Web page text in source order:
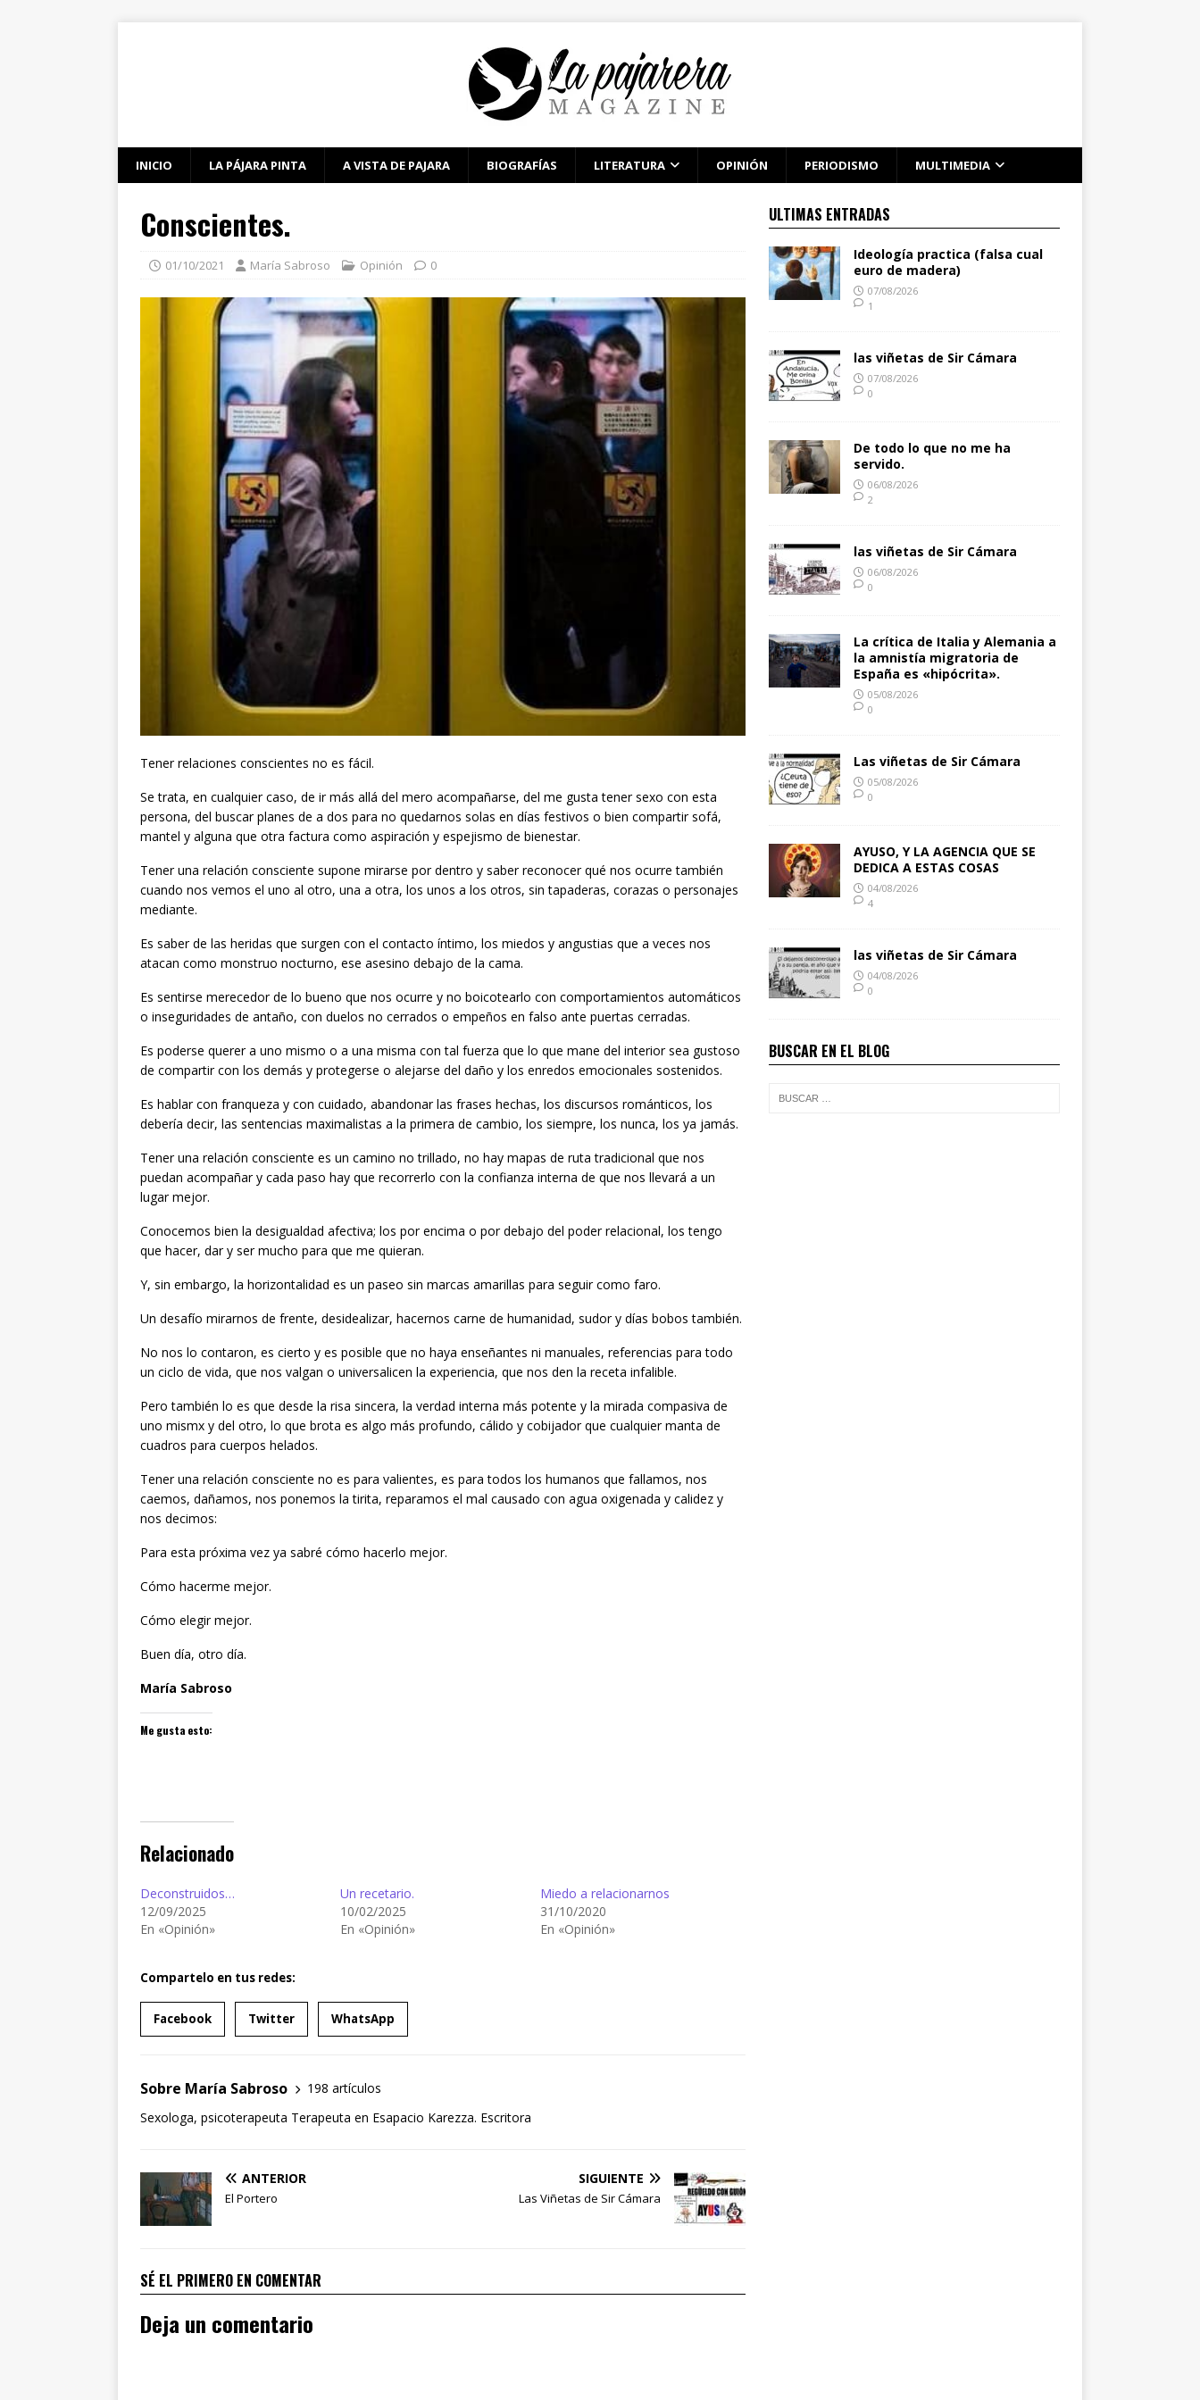
INICIO LA PÁJARA PINTA A VISTA DE PAJARA BIOGRAFÍAS LITERATURA OPINIÓN PERIODISMO MULTIMEDIA
Conscientes.
01/10/2021 María Sabroso Opinión 0
Tener relaciones conscientes no es fácil.
Se trata, en cualquier caso, de ir más allá del mero acompañarse, del me gusta tener sexo con esta
persona, del buscar planes de a dos para no quedarnos solas en días festivos o bien compartir sofá,
mantel y alguna que otra factura como aspiración y espejismo de bienestar.
Tener una relación consciente supone mirarse por dentro y saber reconocer qué nos ocurre también
cuando nos vemos el uno al otro, una a otra, los unos a los otros, sin tapaderas, corazas o personajes
mediante.
Es saber de las heridas que surgen con el contacto íntimo, los miedos y angustias que a veces nos
atacan como monstruo nocturno, ese asesino debajo de la cama.
Es sentirse merecedor de lo bueno que nos ocurre y no boicotearlo con comportamientos automáticos
o inseguridades de antaño, con duelos no cerrados o empeños en falso ante puertas cerradas.
Es poderse querer a uno mismo o a una misma con tal fuerza que lo que mane del interior sea gustoso
de compartir con los demás y protegerse o alejarse del daño y los enredos emocionales sostenidos.
Es hablar con franqueza y con cuidado, abandonar las frases hechas, los discursos románticos, los
debería decir, las sentencias maximalistas a la primera de cambio, los siempre, los nunca, los ya jamás.
Tener una relación consciente es un camino no trillado, no hay mapas de ruta tradicional que nos
puedan acompañar y cada paso hay que recorrerlo con la confianza interna de que nos llevará a un
lugar mejor.
Conocemos bien la desigualdad afectiva; los por encima o por debajo del poder relacional, los tengo
que hacer, dar y ser mucho para que me quieran.
Y, sin embargo, la horizontalidad es un paseo sin marcas amarillas para seguir como faro.
Un desafío mirarnos de frente, desidealizar, hacernos carne de humanidad, sudor y días bobos también.
No nos lo contaron, es cierto y es posible que no haya enseñantes ni manuales, referencias para todo
un ciclo de vida, que nos valgan o universalicen la experiencia, que nos den la receta infalible.
Pero también lo es que desde la risa sincera, la verdad interna más potente y la mirada compasiva de
uno mismx y del otro, lo que brota es algo más profundo, cálido y cobijador que cualquier manta de
cuadros para cuerpos helados.
Tener una relación consciente no es para valientes, es para todos los humanos que fallamos, nos
caemos, dañamos, nos ponemos la tirita, reparamos el mal causado con agua oxigenada y calidez y
nos decimos:
Para esta próxima vez ya sabré cómo hacerlo mejor.
Cómo hacerme mejor.
Cómo elegir mejor.
Buen día, otro día.
María Sabroso
Me gusta esto:
Relacionado
Deconstruidos…
12/09/2025
En «Opinión»
Un recetario.
10/02/2025
En «Opinión»
Miedo a relacionarnos
31/10/2020
En «Opinión»
Compartelo en tus redes:
Facebook Twitter WhatsApp
Sobre María Sabroso
198 artículos
Sexologa, psicoterapeuta Terapeuta en Esapacio Karezza. Escritora
ANTERIOR
El Portero
SIGUIENTE
Las Viñetas de Sir Cámara
SÉ EL PRIMERO EN COMENTAR
Deja un comentario
ULTIMAS ENTRADAS
Ideología practica (falsa cual
euro de madera)
07/08/2026
1
las viñetas de Sir Cámara
07/08/2026
0
De todo lo que no me ha
servido.
06/08/2026
2
las viñetas de Sir Cámara
06/08/2026
0
La crítica de Italia y Alemania a
la amnistía migratoria de
España es «hipócrita».
05/08/2026
0
Las viñetas de Sir Cámara
05/08/2026
0
AYUSO, Y LA AGENCIA QUE SE
DEDICA A ESTAS COSAS
04/08/2026
4
las viñetas de Sir Cámara
04/08/2026
0
BUSCAR EN EL BLOG